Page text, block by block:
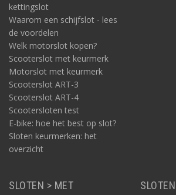
kettingslot
Waarom een schijfslot - lees
de voordelen
Welk motorslot kopen?
Scooterslot met keurmerk
Motorslot met keurmerk
Scooterslot ART-3
Scooterslot ART-4
Scootersloten test
E-bike: hoe het best op slot?
Sloten keurmerken: het
overzicht
SLOTEN > MET